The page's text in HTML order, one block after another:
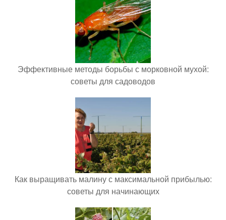
Эффективные методы борьбы с морковной мухой:
советы для садоводов
Как выращивать малину с максимальной прибылью:
советы для начинающих